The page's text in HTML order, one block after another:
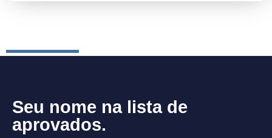
Seu nome na lista de
aprovados.